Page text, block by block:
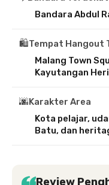
Bandara Abdul
🛍️Tempat Hangout
Malang Town
Kayutangan
🌆Karakter Area
Kota pelajar,
Batu, dan
Review